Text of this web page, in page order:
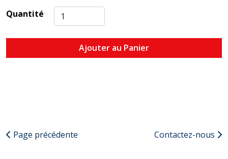
Quantité
Ajouter au Panier
Page précédente Contactez-nous